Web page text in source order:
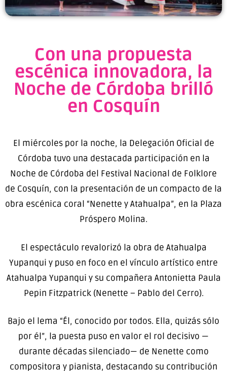
Con una propuesta
escénica innovadora, la
Noche de Córdoba brilló
en Cosquín
El miércoles por la noche, la Delegación Oficial de
Córdoba tuvo una destacada participación en la
Noche de Córdoba del Festival Nacional de Folklore
de Cosquín, con la presentación de un compacto de la
obra escénica coral “Nenette y Atahualpa”, en la Plaza
Próspero Molina.
El espectáculo revalorizó la obra de Atahualpa
Yupanqui y puso en foco en el vínculo artístico entre
Atahualpa Yupanqui y su compañera Antonietta Paula
Pepin Fitzpatrick (Nenette – Pablo del Cerro).
Bajo el lema “Él, conocido por todos. Ella, quizás sólo
por él”, la puesta puso en valor el rol decisivo —
durante décadas silenciado— de Nenette como
compositora y pianista, destacando su contribución